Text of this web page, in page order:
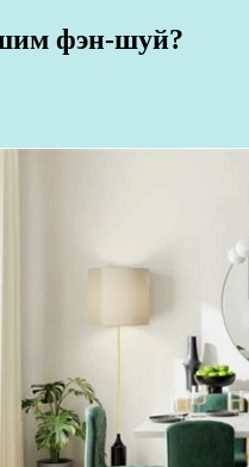
фэн-шуй?